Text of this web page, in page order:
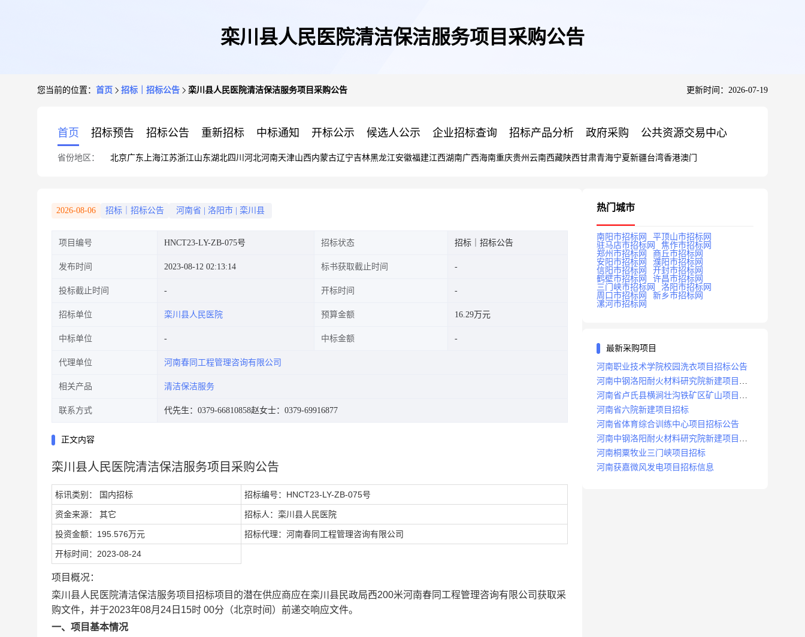
栾川县人民医院清洁保洁服务项目采购公告
您当前的位置： 首页 招标｜招标公告 栾川县人民医院清洁保洁服务项目采购公告 更新时间：2026-07-19
首页 招标预告 招标公告 重新招标 中标通知 开标公示 候选人公示 企业招标查询 招标产品分析 政府采购 公共资源交易中心
省份地区： 北京广东 上海江苏浙江山东湖北四川 河北河南天津山西内蒙古辽宁吉林黑龙江安徽福建江西湖南广西海南重庆贵州 云南西藏陕西甘肃青海宁夏新疆台湾香港澳门
2026-08-06 招标｜招标公告 河南省 洛阳市 栾川县
项目编号 HNCT23-LY-ZB-075号 招标状态 招标｜招标公告
发布时间 2023-08-12 02:13:14 标书获取截止时间
投标截止时间 开标时间
招标单位 栾川县人民医院 预算金额 16.29万元
中标单位 中标金额
代理单位 河南春同工程管理咨询有限公司
相关产品 清洁保洁服务
联系方式 代先生：0379-66810858赵女士：0379-69916877
正文内容
栾川县人民医院清洁保洁服务项目采购公告
标讯类别： 国内招标 招标编号：HNCT23-LY-ZB-075号
资金来源： 其它 招标人： 栾川县人民医院
投资金额：195.576万元 招标代理：河南春同工程管理咨询有限公司
开标时间：2023-08-24
项目概况：
栾川县人民医院清洁保洁服务项目招标项目的潜在供应商应在栾川县民政局西200米河南春同工程管理咨询有限公司获取采
购文件，并于2023年08月24日15时 00分（北京时间）前递交响应文件。
一、项目基本情况
热门城市
南阳市招标网
平顶山市招标网
驻马店市招标网
焦作市招标网
郑州市招标网
商丘市招标网
安阳市招标网
濮阳市招标网
信阳市招标网
开封市招标网
鹤壁市招标网
许昌市招标网
三门峡市招标网
洛阳市招标网
周口市招标网
新乡市招标网
漯河市招标网
最新采购项目
河南职业技术学院校园洗衣项目招标公告
河南中钢洛阳耐火材料研究院新建项目招
标
河南省卢氏县横涧壮沟铁矿区矿山项目招
标公告
河南省六院新建项目招标
河南省体育综合训练中心项目招标公告
河南中钢洛阳耐火材料研究院新建项目招
标
河南桐粟牧业三门峡项目招标
河南获嘉微风发电项目招标信息